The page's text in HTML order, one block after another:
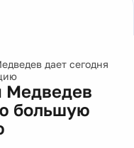
дает сегодня
Медведев
большую